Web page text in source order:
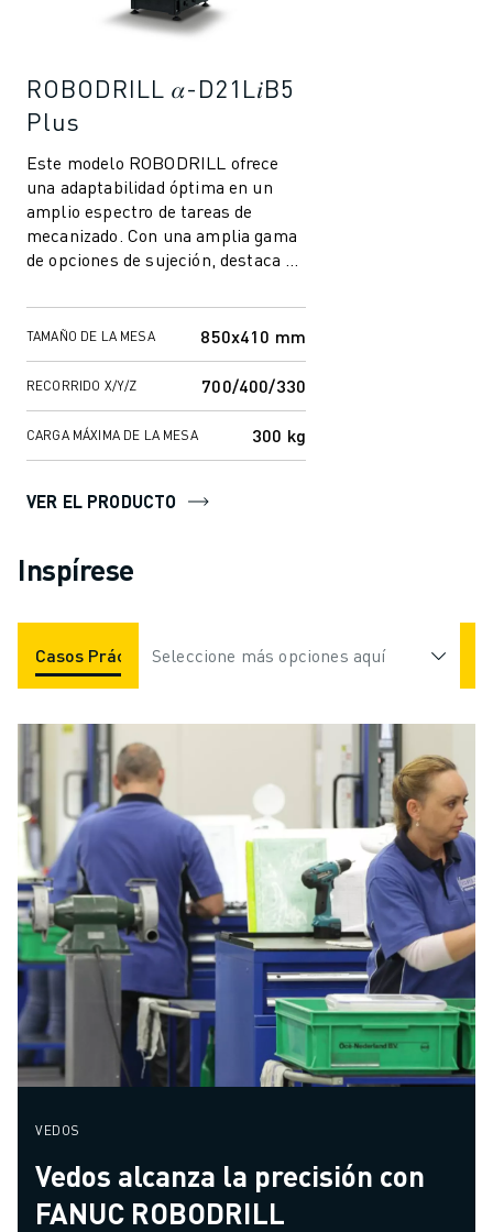
ROBODRILL 𝛼-D21L𝑖B5
Plus
Este modelo ROBODRILL ofrece
una adaptabilidad óptima en un
amplio espectro de tareas de
mecanizado. Con una amplia gama
de opciones de sujeción, destaca en
mayor ta...
TAMAÑO DE LA MESA 850x410 mm
RECORRIDO X/Y/Z 700/400/330
CARGA MÁXIMA DE LA MESA 300 kg
VER EL PRODUCTO
Inspírese
Casos Prácticos Aplicaciones Industrias
Seleccione más opciones aquí
VEDOS
Vedos alcanza la precisión con
FANUC ROBODRILL